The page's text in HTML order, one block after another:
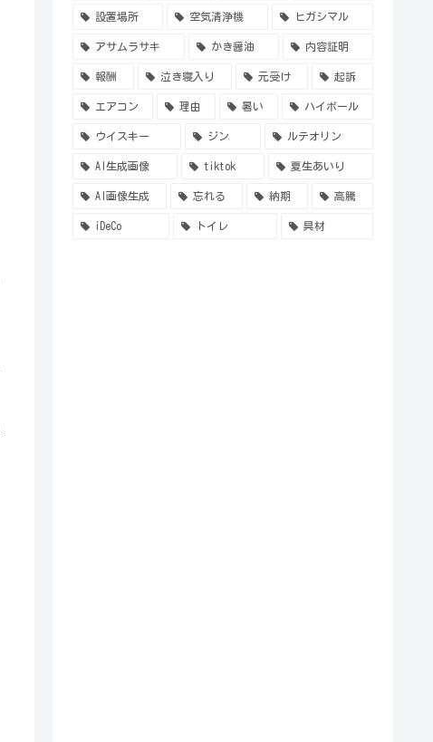
設置場所 空気清浄機 ヒガシマル
アサムラサキ かき醤油 内容証明
報酬 泣き寝入り 元受け 起訴
エアコン 理由 暑い ハイボール
ウイスキー ジン ルテオリン
AI生成画像 tiktok 夏生あいり
AI画像生成 忘れる 納期 高騰
iDeCo トイレ 具材